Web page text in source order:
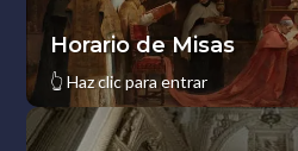
Horario de Misas
👆 Haz clic para entrar